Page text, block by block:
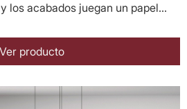
los acabados juegan un papel...
Ver producto